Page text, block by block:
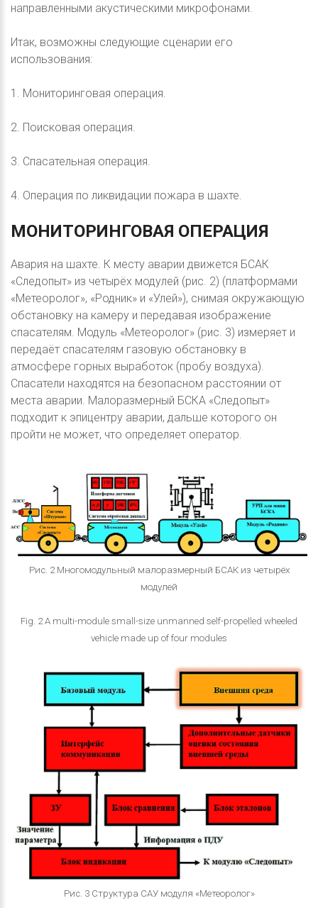
направленными акустическими микрофонами.
Итак, возможны следующие сценарии его
использования:
1. Мониторинговая операция.
2. Поисковая операция.
3. Спасательная операция.
4. Операция по ликвидации пожара в шахте.
МОНИТОРИНГОВАЯ ОПЕРАЦИЯ
Авария на шахте. К месту аварии движется БСАК
«Следопыт» из четырёх модулей (рис. 2) (платформами
«Метеоролог», «Родник» и «Улей»), снимая окружающую
обстановку на камеру и передавая изображение
спасателям. Модуль «Метеоролог» (рис. 3) измеряет и
передаёт спасателям газовую обстановку в
атмосфере горных выработок (пробу воздуха).
Спасатели находятся на безопасном расстоянии от
места аварии. Малоразмерный БСКА «Следопыт»
подходит к эпицентру аварии, дальше которого он
пройти не может, что определяет оператор.
Рис. 2 Многомодульный малоразмерный БСАК из четырёх
модулей
Fig. 2 A multi-module small-size unmanned self-propelled wheeled
vehicle made up of four modules
Рис. 3 Структура САУ модуля «Метеоролог»